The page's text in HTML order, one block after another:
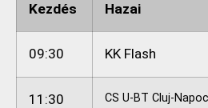
Kezdés Hazai
09:30 KK Flash
11:30 CS U-BT Cluj-